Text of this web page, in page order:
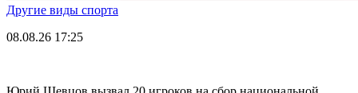
Другие виды спорта
08.08.26 17:25